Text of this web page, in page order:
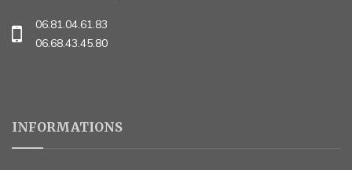
06.81.04.61.83
06.68.43.45.80
INFORMATIONS